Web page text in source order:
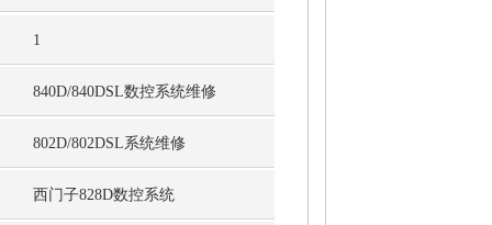
1
840D/840DSL数控系统维修
802D/802DSL系统维修
西门子828D数控系统